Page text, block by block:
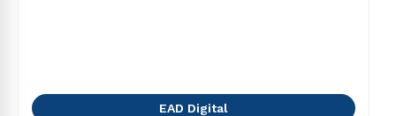
EAD Digital